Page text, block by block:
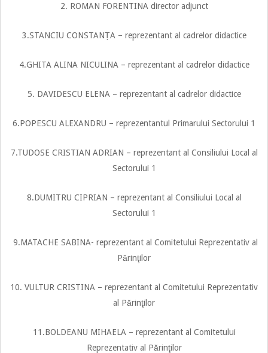
2. ROMAN FORENTINA director adjunct
3.STANCIU CONSTANȚA – reprezentant al cadrelor didactice
4.GHITA ALINA NICULINA – reprezentant al cadrelor didactice
5. DAVIDESCU ELENA – reprezentant al cadrelor didactice
6.POPESCU ALEXANDRU – reprezentantul Primarului Sectorului 1
7.TUDOSE CRISTIAN ADRIAN – reprezentant al Consiliului Local al
Sectorului 1
8.DUMITRU CIPRIAN – reprezentant al Consiliului Local al
Sectorului 1
9.MATACHE SABINA- reprezentant al Comitetului Reprezentativ al
Părinţilor
10. VULTUR CRISTINA – reprezentant al Comitetului Reprezentativ
al Părinţilor
11.BOLDEANU MIHAELA – reprezentant al Comitetului
Reprezentativ al Părinţilor